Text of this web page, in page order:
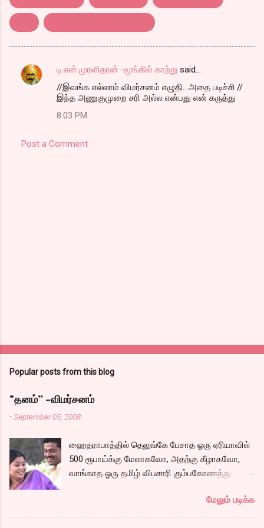
C
e
டி.என்.முரளிதரன் -மூங்கில் காற்று said…
//இவங்க எல்லாம் விமர்சனம் எழுதி.. அதை படிச்சி.//
இந்த அணுகுமுறை சரி அல்ல என்பது என் கருத்து
8:03 PM
Post a Comment
Popular posts from this blog
"தனம்” -விமர்சனம்
-September 05, 2008
ஹைதராபாத்தில் தெலுங்கே பேசாத ஓரு ஏரியாவில்
500 ரூபாய்க்கு மேலாகவோ, அதற்கு கீழாகவோ,
வாங்காத ஓரு தமிழ் விபசாரி கும்பகோணத்து
வாழ்கைபடுகிறாள். அவளுடய வாழ்கை எப்படி
அமைந்தது? என்ற ஓரு நல்ல லைனை , சங்கீதா
மேலும் படிக்க